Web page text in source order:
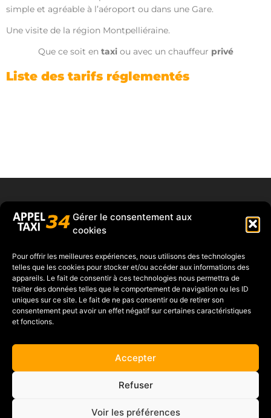
Gérer le consentement aux
cookies
Pour offrir les meilleures expériences, nous utilisons des technologies
telles que les cookies pour stocker et/ou accéder aux informations des
appareils. Le fait de consentir à ces technologies nous permettra de
traiter des données telles que le comportement de navigation ou les ID
uniques sur ce site. Le fait de ne pas consentir ou de retirer son
consentement peut avoir un effet négatif sur certaines caractéristiques
et fonctions.
Accepter
Refuser
Voir les préférences
simple et agréable à l’aéroport ou dans une Gare.
Une visite de la région Montpelliéraine.
Que ce soit en taxiou avec un chauffeur privé
Liste des tarifs réglementés
Grégory RUSSO
Tel :06 27 04 12 65
Cliquez pour accepter les cookies